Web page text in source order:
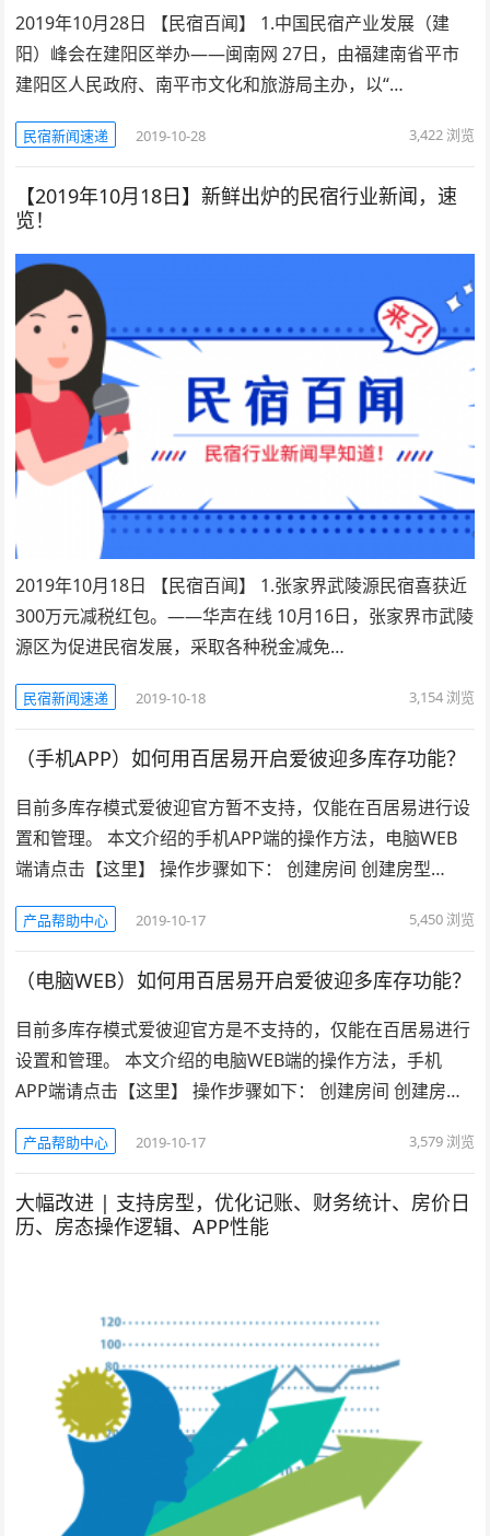
2019年10月28日 【民宿百闻】 1.中国民宿产业发展（建
阳）峰会在建阳区举办——闽南网 27日，由福建南省平市
建阳区人民政府、南平市文化和旅游局主办，以“…
民宿新闻速递 2019-10-28 3,422浏览
【2019年10月18日】新鲜出炉的民宿行业新闻，速
览！
2019年10月18日 【民宿百闻】 1.张家界武陵源民宿喜获近
300万元减税红包。——华声在线 10月16日，张家界市武陵
源区为促进民宿发展，采取各种税金减免…
民宿新闻速递 2019-10-18 3,154浏览
（手机APP）如何用百居易开启爱彼迎多库存功能？
目前多库存模式爱彼迎官方暂不支持，仅能在百居易进行设
置和管理。 本文介绍的手机APP端的操作方法，电脑WEB
端请点击【这里】 操作步骤如下： 创建房间 创建房型…
产品帮助中心 2019-10-17 5,450浏览
（电脑WEB）如何用百居易开启爱彼迎多库存功能？
目前多库存模式爱彼迎官方是不支持的，仅能在百居易进行
设置和管理。 本文介绍的电脑WEB端的操作方法，手机
APP端请点击【这里】 操作步骤如下： 创建房间 创建房…
产品帮助中心 2019-10-17 3,579浏览
大幅改进 | 支持房型，优化记账、财务统计、房价日
历、房态操作逻辑、APP性能